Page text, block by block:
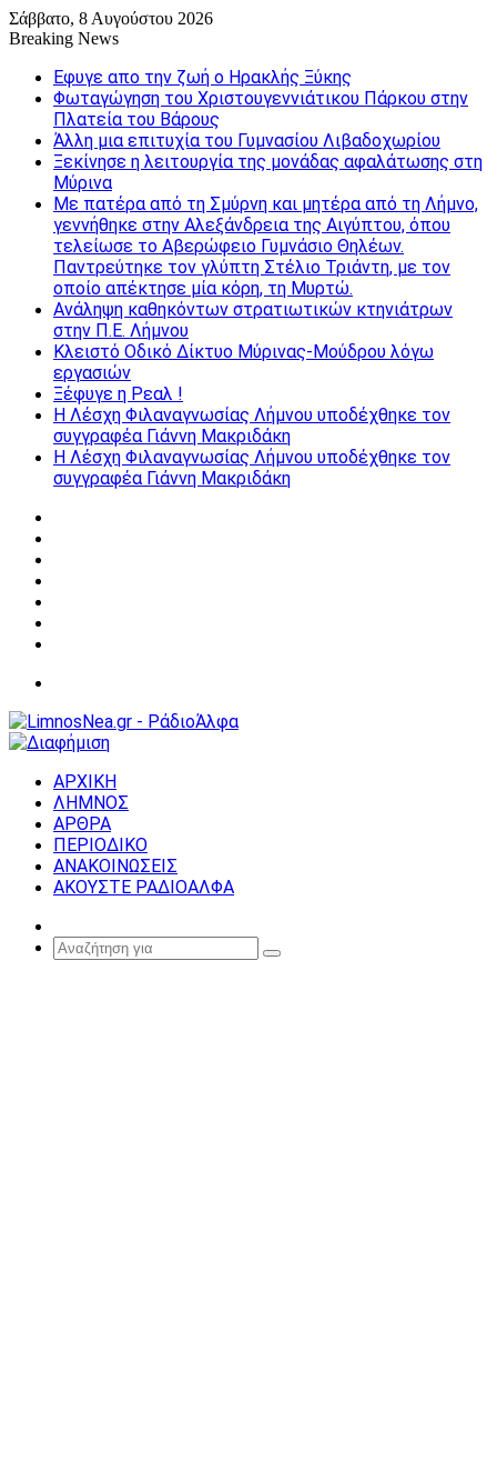
Σάββατο, 8 Αυγούστου 2026
Breaking News
Εφυγε απο την ζωή o Ηρακλής Ξύκης
Φωταγώγηση του Χριστουγεννιάτικου Πάρκου στην
Πλατεία του Βάρους
Άλλη μια επιτυχία του Γυμνασίου Λιβαδοχωρίου
Ξεκίνησε η λειτουργία της μονάδας αφαλάτωσης στη
Μύρινα
Με πατέρα από τη Σμύρνη και μητέρα από τη Λήμνο,
γεννήθηκε στην Αλεξάνδρεια της Αιγύπτου, όπου
τελείωσε το Αβερώφειο Γυμνάσιο Θηλέων.
Παντρεύτηκε τον γλύπτη Στέλιο Τριάντη, με τον
οποίο απέκτησε μία κόρη, τη Μυρτώ.
Ανάληψη καθηκόντων στρατιωτικών κτηνιάτρων
στην Π.Ε. Λήμνου
Κλειστό Οδικό Δίκτυο Μύρινας-Μούδρου λόγω
εργασιών
Ξέφυγε η Ρεαλ !
Η Λέσχη Φιλαναγνωσίας Λήμνου υποδέχθηκε τον
συγγραφέα Γιάννη Μακριδάκη
Η Λέσχη Φιλαναγνωσίας Λήμνου υποδέχθηκε τον
συγγραφέα Γιάννη Μακριδάκη
ΑΡΧΙΚΗ
ΛΗΜΝΟΣ
ΑΡΘΡΑ
ΠΕΡΙΟΔΙΚΟ
ΑΝΑΚΟΙΝΩΣΕΙΣ
ΑΚΟΥΣΤΕ ΡΑΔΙΟΑΛΦΑ
Article
Αναζήτηση